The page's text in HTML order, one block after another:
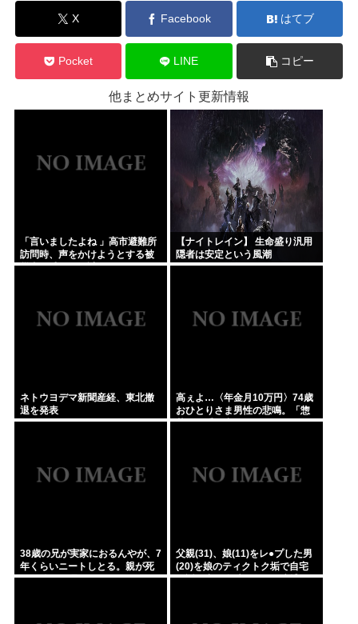
X Facebook はてブ
Pocket LINE コピー
他まとめサイト更新情報
「言いましたよね 」高市避難所
訪問時、声をかけようとする被
災者を威圧する謎のハゲガード
【ナイトレイン】 生命盛り汎用
隠者は安定という風潮
ネトウヨデマ新聞産経、東北撤
退を発表
高ぇよ…〈年金月10万円〉74歳
おひとりさま男性の悲鳴。「惣
菜すら手が出ない」
38歳の兄が実家におるんやが、7
年くらいニートしとる。親が死
んだ後の処理どうしよう
父親(31)、娘(11)をレ●プした男
(20)を娘のティクトク垢で自宅
に誘い出し自助 2人とも逮捕